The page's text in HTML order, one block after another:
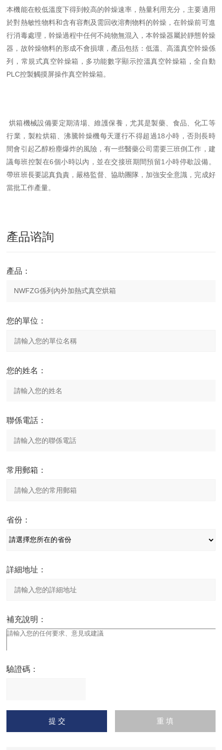
本機能在較低溫度下得到較高的幹燥速率，熱量利用充分，主要適用
於對熱敏性物料和含有容劑及需回收溶劑物料的幹燥，在幹燥前可進
行消毒處理，幹燥過程中任何不純物無混入，本幹燥器屬於靜態幹燥
器，故幹燥物料的形成不會損壞，產品包括：低溫、高溫真空幹燥係
列，常規式真空幹燥箱，多功能數字顯示控溫真空幹燥箱，全自動
PLC控製觸摸屏操作真空幹燥箱。
烘箱機械設備要定期清場、維護保養，尤其是製藥、食品、化工等
行業，製粒烘箱、沸騰幹燥機每天運行不得超過18小時，否則長時
間會引起乙醇粉塵爆炸的風險，有一些醫藥公司需要三班倒工作，建
議每班控製在6個小時以內，並在交接班期間預留1小時停歇設備。
帶班班長要認真負責，嚴格監督、協助團隊，加強安全意識，完成好
當批工作產量。
產品谘詢
產品：
您的單位：
您的姓名：
聯係電話：
常用郵箱：
省份：
詳細地址：
補充說明：
驗證碼：
請
輸入計算結果（填寫阿拉